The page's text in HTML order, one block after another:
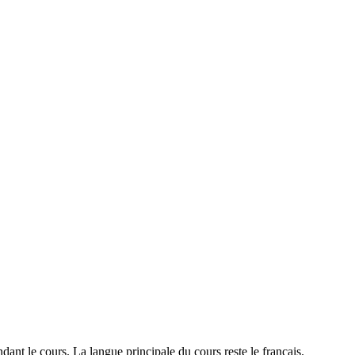
le cours. La langue principale du cours reste le français.